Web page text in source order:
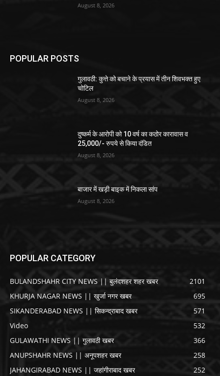
August 8, 2026
POPULAR POSTS
गुलावठी: कुत्ते को बचाने के प्रयास में तीन शिवभक्त हुए
चोटिल
August 8, 2026
दुष्कर्म के आरोपी को 10 वर्ष का कठोर कारावास व
25,000/- रुपये से किया दंडित
August 8, 2026
बाजार में खड़ी बाइक में निकला सांप
August 8, 2026
POPULAR CATEGORY
BULANDSHAHR CITY NEWS || बुलंदशहर शहर खबर
2101
KHURJA NAGAR NEWS || खुर्जा नगर खबर
695
SIKANDERABAD NEWS || सिकन्द्राबाद खबर
571
Video
532
GULAWATHI NEWS || गुलावठी खबर
366
ANUPSHAHR NEWS || अनूपशहर खबर
258
JAHANGIRABAD NEWS || जहांगीराबाद खबर
252